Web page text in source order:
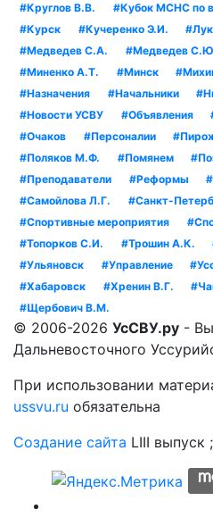
#Круглов В.В.
#Кубок МСНС по
#Курск
#Кучеренко Э.И.
#Медведев С.А.
#Медведев
#Миненко А.Т.
#Минск
#Назначения
#Начальники
#Новости УСВУ
#Объявления
#Очаков
#Персоналии
#Поляков М.Ф.
#Помянем
#Преподаватели
#Реформы
#Самойлова Л.Г.
#Санкт-
#Спортивные мероприятия
#Топорков С.И.
#Трошин А.К.
#Ульяновск
#Управление
#Хабаровск
#Хренин В.Г.
#Щербович В.М.
© 2006-2026 УсСВУ.ру -
Дальневосточного
При использовании
ussvu.ru обязательна
Создание сайта LIII выпуск